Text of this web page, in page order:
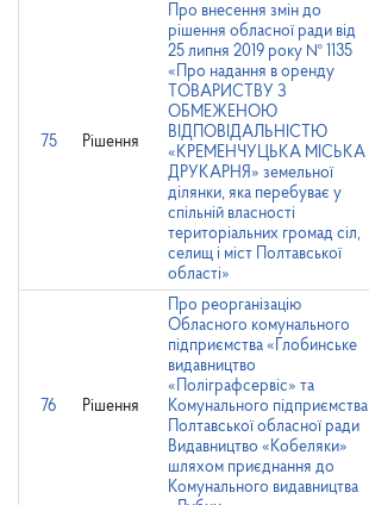
75 Рішення
Про внесення змін до
рішення обласної ради від
25 липня 2019 року № 1135
«Про надання в оренду
ТОВАРИСТВУ З
ОБМЕЖЕНОЮ
ВІДПОВІДАЛЬНІСТЮ
«КРЕМЕНЧУЦЬКА МІСЬКА
ДРУКАРНЯ» земельної
ділянки, яка перебуває у
спільній власності
територіальних громад сіл,
селищ і міст Полтавської
області»
76 Рішення
Про реорганізацію
Обласного комунального
підприємства «Глобинське
видавництво
«Поліграфсервіс» та
Комунального підприємства
Полтавської обласної ради
Видавництво «Кобеляки»
шляхом приєднання до
Комунального видавництва